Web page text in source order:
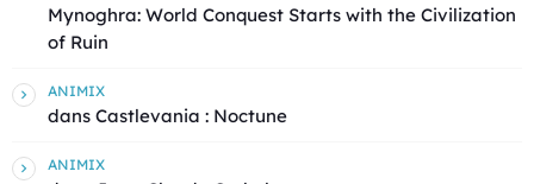
Mynoghra: World Conquest Starts with the Civilization
of Ruin
ANIMIX
dans Castlevania : Noctune
ANIMIX